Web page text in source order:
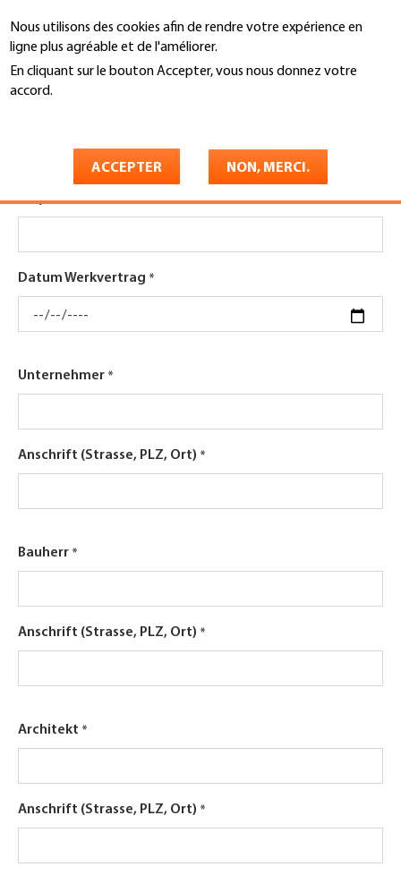
Nous utilisons des cookies afin de rendre votre expérience en
ligne plus agréable et de l'améliorer.
En cliquant sur le bouton Accepter, vous nous donnez votre
accord.
ACCEPTER NON, MERCI.
au
contenu
principal
Recherche
You
Projekt
Datum Werkvertrag
Unternehmer
Anschrift (Strasse, PLZ, Ort)
Bauherr
Anschrift (Strasse, PLZ, Ort)
Architekt
Anschrift (Strasse, PLZ, Ort)